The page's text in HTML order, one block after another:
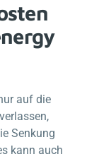
auf die
Senkung
kann auch